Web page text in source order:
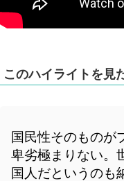
このハイライトを見
国民性そのものが
卑劣極まりない。
国人だというのも